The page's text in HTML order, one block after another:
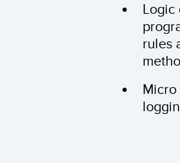
Logic
rules
Micro